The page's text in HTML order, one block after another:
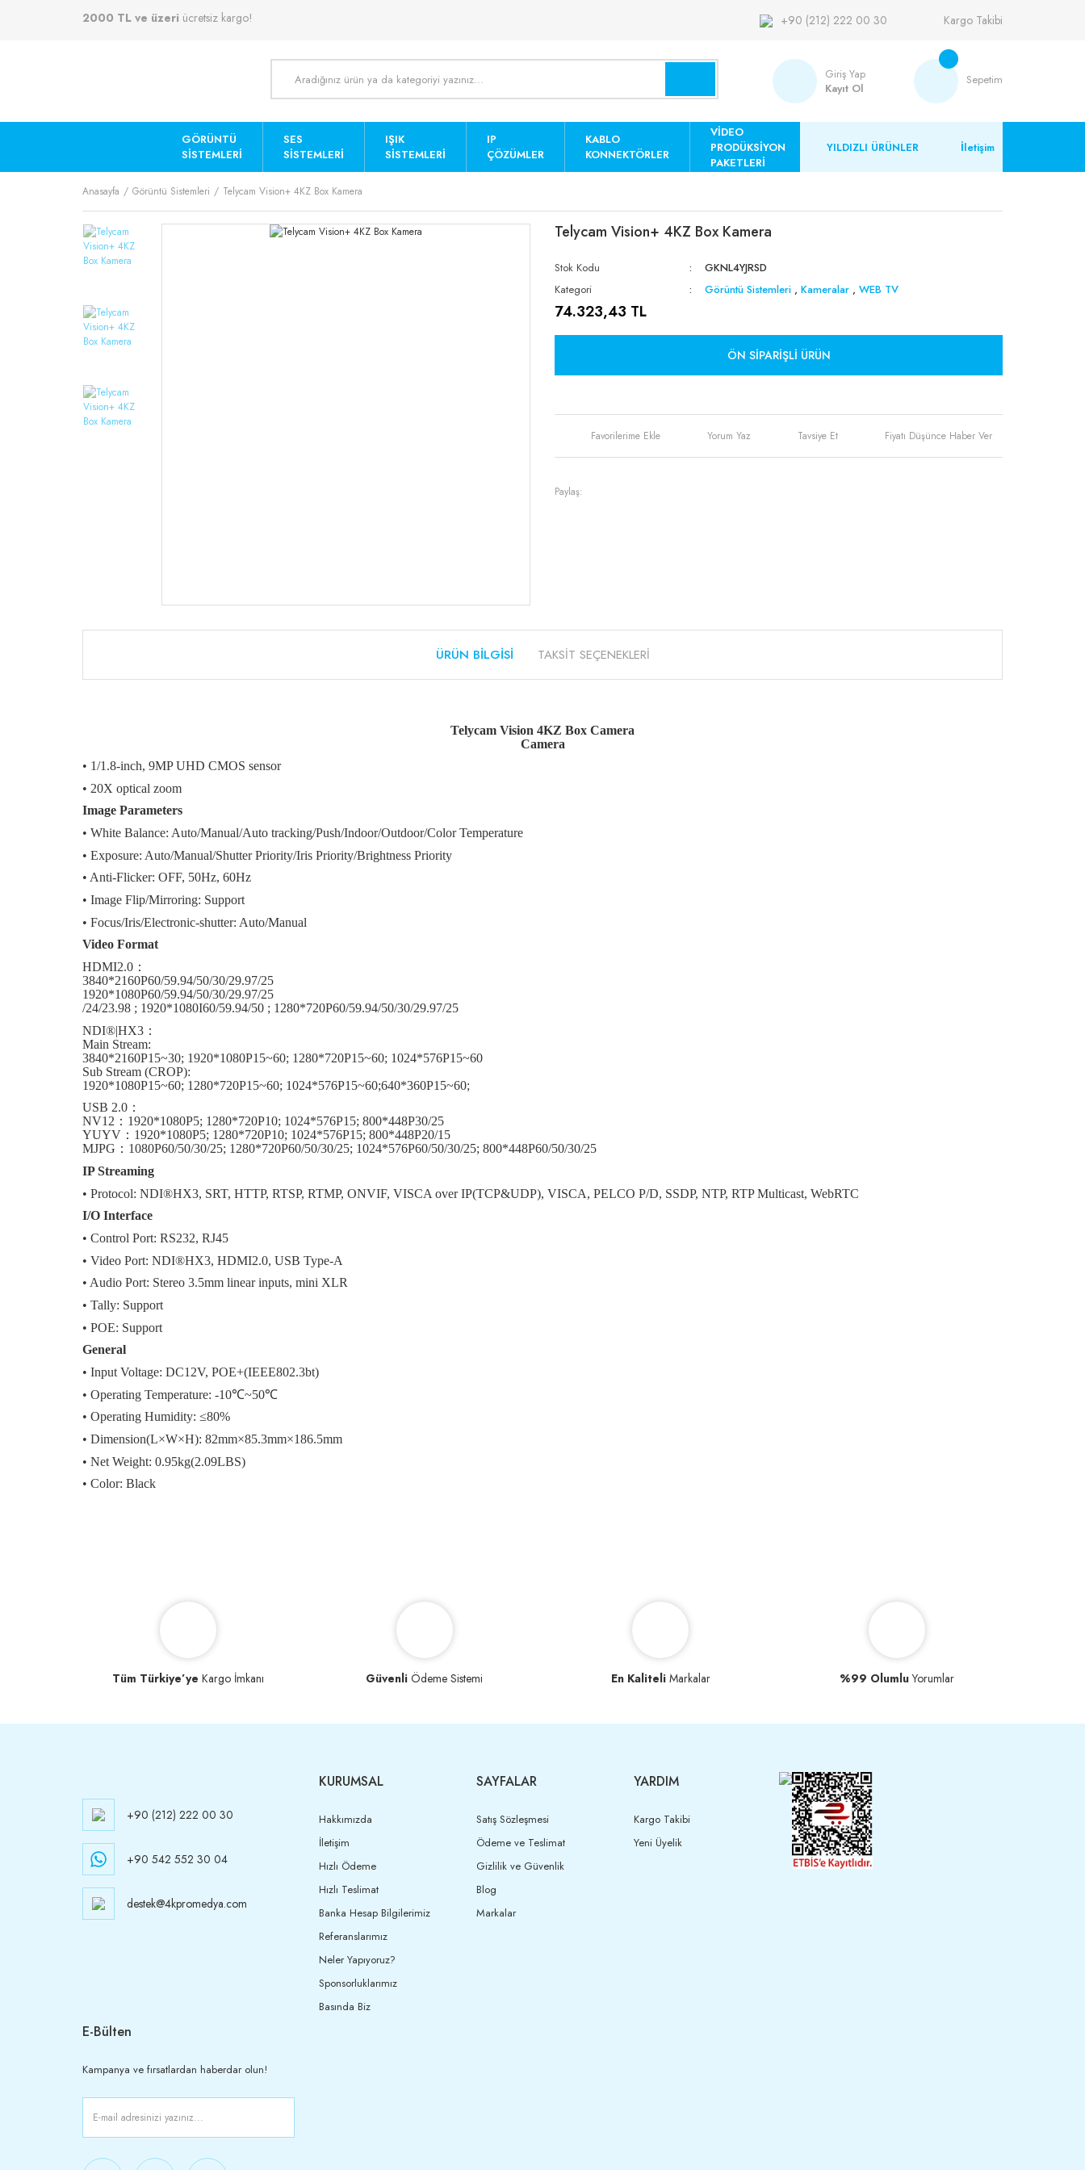
2000 TL ve üzeri ücretsiz kargo! +90 (212) 222 00 30 Kargo Takibi
Giriş Yap
Kayıt Ol
Sepetim
GÖRÜNTÜ
SISTEMLERI
SES
SISTEMLERI
IŞIK
SISTEMLERI
IP
ÇÖZÜMLER
KABLO
KONNEKTÖRLER
VİDEO
PRODÜKSİYON
PAKETLERİ
YILDIZLI ÜRÜNLER İletişim
Anasayfa Görüntü Sistemleri Telycam Vision+ 4KZ Box Kamera
Telycam Vision+ 4KZ Box Kamera
Stok Kodu
GKNL4YJRSD
Kategori
Görüntü Sistemleri , Kameralar , WEB TV
74.323,43 TL
ÖN SIPARIŞLI ÜRÜN
Yorum Yaz Tavsiye Et Fiyatı Düşünce Haber Ver
Paylaş:
ÜRÜN BILGISI TAKSIT SEÇENEKLERI
Telycam Vision 4KZ Box Camera
Camera
• 1/1.8-inch, 9MP UHD CMOS sensor
• 20X optical zoom
Image Parameters
• White Balance: Auto/Manual/Auto tracking/Push/Indoor/Outdoor/Color Temperature
• Exposure: Auto/Manual/Shutter Priority/Iris Priority/Brightness Priority
• Anti-Flicker: OFF, 50Hz, 60Hz
• Image Flip/Mirroring: Support
• Focus/Iris/Electronic-shutter: Auto/Manual
Video Format
HDMI2.0 ：
3840*2160P60/59.94/50/30/29.97/25
1920*1080P60/59.94/50/30/29.97/25
/24/23.98 ; 1920*1080I60/59.94/50 ; 1280*720P60/59.94/50/30/29.97/25
NDI®|HX3 ：
Main Stream:
3840*2160P15~30; 1920*1080P15~60; 1280*720P15~60; 1024*576P15~60
Sub Stream (CROP):
1920*1080P15~60; 1280*720P15~60; 1024*576P15~60;640*360P15~60;
USB 2.0 ：
NV12 ： 1920*1080P5; 1280*720P10; 1024*576P15; 800*448P30/25
YUYV ： 1920*1080P5; 1280*720P10; 1024*576P15; 800*448P20/15
MJPG ： 1080P60/50/30/25; 1280*720P60/50/30/25; 1024*576P60/50/30/25; 800*448P60/50/30/25
IP Streaming
• Protocol: NDI®HX3, SRT, HTTP, RTSP, RTMP, ONVIF, VISCA over IP(TCP&UDP), VISCA, PELCO P/D, SSDP, NTP, RTP Multicast, WebRTC
I/O Interface
• Control Port: RS232, RJ45
• Video Port: NDI®HX3, HDMI2.0, USB Type-A
• Audio Port: Stereo 3.5mm linear inputs, mini XLR
• Tally: Support
• POE: Support
General
• Input Voltage: DC12V, POE+(IEEE802.3bt)
• Operating Temperature: -10℃~50℃
• Operating Humidity: ≤80%
• Dimension(L×W×H): 82mm×85.3mm×186.5mm
• Net Weight: 0.95kg(2.09LBS)
• Color: Black
Tüm Türkiye’ye Kargo İmkanı Güvenli Ödeme Sistemi En KaliteliMarkalar %99 OlumluYorumlar
+90 (212) 222 00 30
+90 542 552 30 04
destek@4kpromedya.com
KURUMSAL
Hakkımızda
İletişim
Hızlı Ödeme
Hızlı Teslimat
Banka Hesap Bilgilerimiz
Referanslarımız
Neler Yapıyoruz?
Sponsorluklarımız
Basında Biz
SAYFALAR
Satış Sözleşmesi
Ödeme ve Teslimat
Gizlilik ve Güvenlik
Blog
Markalar
YARDIM
Kargo Takibi
Yeni Üyelik
E-Bülten
Kampanya ve fırsatlardan haberdar olun!